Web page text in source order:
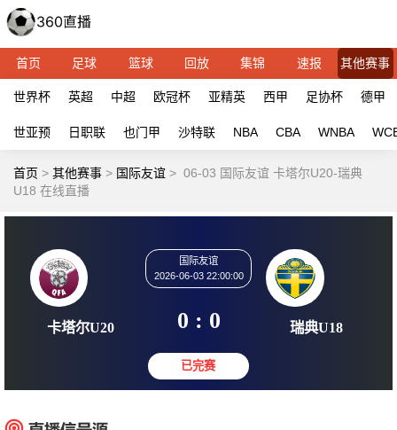
首页 足球 篮球 回放 集锦 速报 其他赛事
世界杯 英超 中超 欧冠杯 亚精英 西甲 足协杯 德甲
世亚预 日职联 也门甲 沙特联 NBA CBA WNBA
首页 > 其他赛事 > 国际友谊 > 06-03 国际友谊 卡塔尔U20-瑞典
U18 在线直播
国际友谊
2026-06-03 22:00:00
0 : 0